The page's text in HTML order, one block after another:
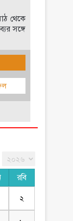
থেকে
সঙ্গে
রবি
২